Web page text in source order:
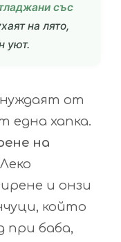
със
на лято,
уют.
от
една хапка.
на
и онзи
който
при баба,